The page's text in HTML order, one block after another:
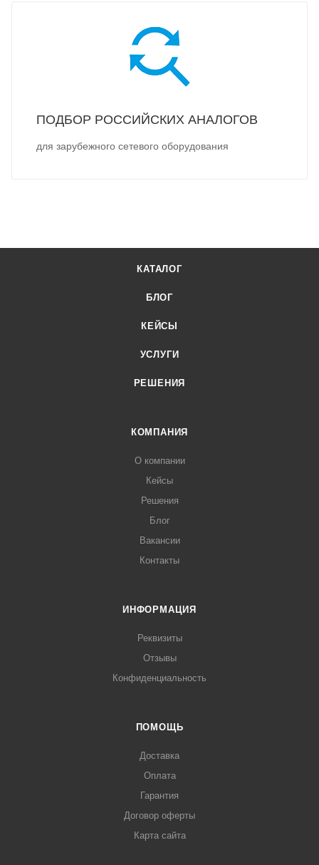
ПОДБОР РОССИЙСКИХ АНАЛОГОВ
для зарубежного сетевого оборудования
КАТАЛОГ
БЛОГ
КЕЙСЫ
УСЛУГИ
РЕШЕНИЯ
КОМПАНИЯ
О компании
Кейсы
Решения
Блог
Вакансии
Контакты
ИНФОРМАЦИЯ
Реквизиты
Отзывы
Конфиденциальность
ПОМОЩЬ
Доставка
Оплата
Гарантия
Договор оферты
Карта сайта